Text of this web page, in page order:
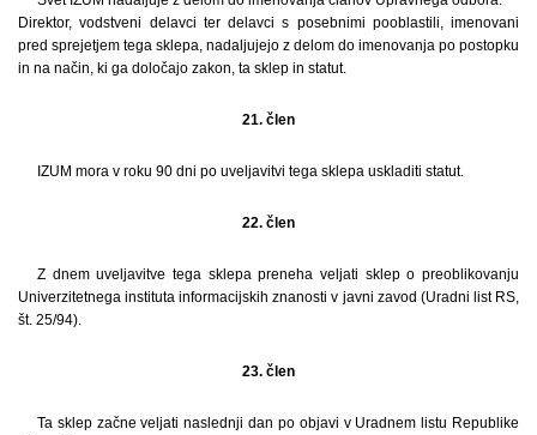
Direktor, vodstveni delavci ter delavci s posebnimi pooblastili, imenovani
pred sprejetjem tega sklepa, nadaljujejo z delom do imenovanja po postopku
in na način, ki ga določajo zakon, ta sklep in statut.
21. člen
IZUM mora v roku 90 dni po uveljavitvi tega sklepa uskladiti statut.
22. člen
Z dnem uveljavitve tega sklepa preneha veljati sklep o preoblikovanju
Univerzitetnega instituta informacijskih znanosti v javni zavod (Uradni list RS,
št. 25/94).
23. člen
Ta sklep začne veljati naslednji dan po objavi v Uradnem listu Republike